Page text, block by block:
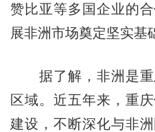
赞比亚等多国企业的
展非洲市场奠定坚实基
据了解，非洲是重
区域。近五年来，重
建设，不断深化与非